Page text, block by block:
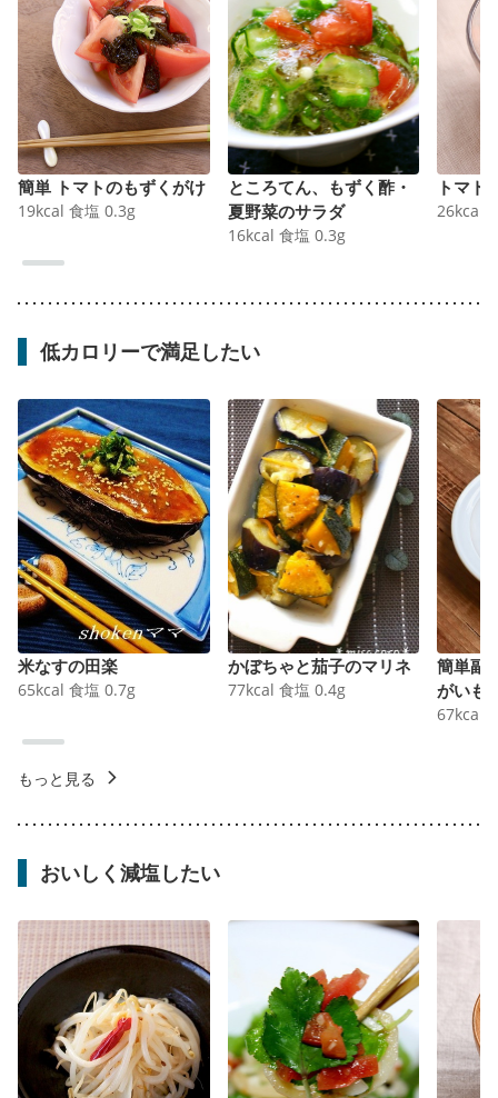
簡単 トマトのもずくがけ
19kcal 食塩 0.3g
ところてん、もずく酢・
夏野菜のサラダ
16kcal 食塩 0.3g
トマト
26kcal
低カロリーで満足したい
米なすの田楽
65kcal 食塩 0.7g
かぼちゃと茄子のマリネ
77kcal 食塩 0.4g
簡単副
がいも
67kcal
もっと見る
おいしく減塩したい